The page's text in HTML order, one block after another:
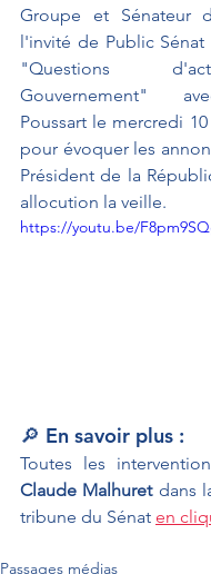
Groupe et Sénateur
l'invité de Public
"Questions
Gouvernement"
Poussart le mercredi
pour évoquer les
Président de la
allocution la veille.
https://youtu.be/
🔎 En savoir plus :
Toutes les
Claude Malhuret dans
tribune du Sénat en
Passages médias